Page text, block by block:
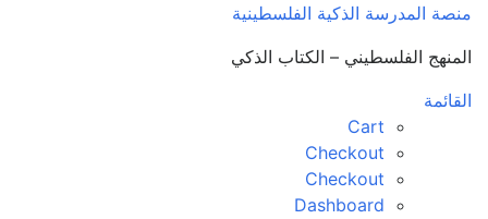
منصة المدرسة الذكية الفلسطينية
المنهج الفلسطيني – الكتاب الذكي
القائمة
Cart
Checkout
Checkout
Dashboard